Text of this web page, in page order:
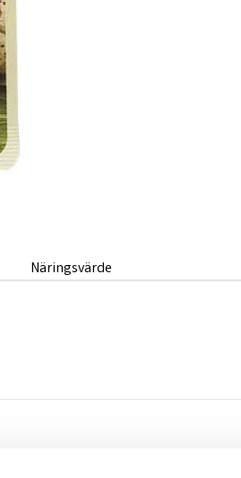
Näringsvärde